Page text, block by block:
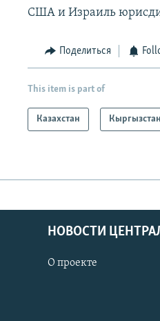
США и Израиль
Поделиться
This item is part of
Казахстан Кыргызстан
НОВОСТИ
О проекте